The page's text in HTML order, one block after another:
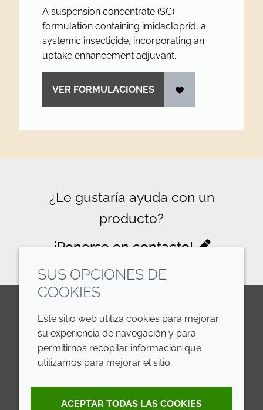
A suspension concentrate (SC)
formulation containing imidacloprid, a
systemic insecticide, incorporating an
uptake enhancement adjuvant.
VER FORMULACIONES
¿Le gustaría ayuda con un
producto?
¡Ponerse en contacto!
LinkedInYoutubeLine
EMPRESA
Annual Report
Sustainability Report
Terms and Conditions
Privacy Policy
SUS OPCIONES DE
COOKIES
Este sitio web utiliza cookies para mejorar
su experiencia de navegación y para
permitirnos recopilar información que
utilizamos para mejorar el sitio.
ACEPTAR TODAS LAS COOKIES